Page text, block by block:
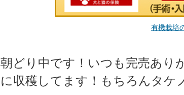
有機栽培
朝どり中です！いつも完売あり
に収穫してます！もちろんタケ